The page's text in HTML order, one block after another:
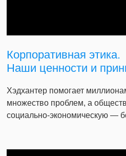
Корпоративная этика.
Наши ценности и
Хэдхантер помогает
множество проблем, а
социально-экономическую —